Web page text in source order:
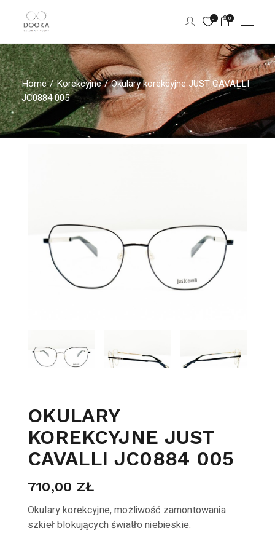
0 0
Home Korekcyjne
Okulary korekcyjne JUST CAVALLI
JC0884 005
OKULARY
KOREKCYJNE JUST
CAVALLI JC0884 005
710,00 ZŁ
Okulary korekcyjne, możliwość zamontowania
szkieł blokujących światło niebieskie.